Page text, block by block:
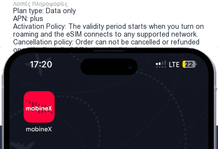
Λοιπές Πληροφορίες
Plan type: Data only
APN: plus
Activation Policy: The validity period starts when you turn on
roaming and the eSIM connects to any supported network.
Cancellation policy: Order can not be cancelled or refunded
once the "install eSIM" button is clicked.